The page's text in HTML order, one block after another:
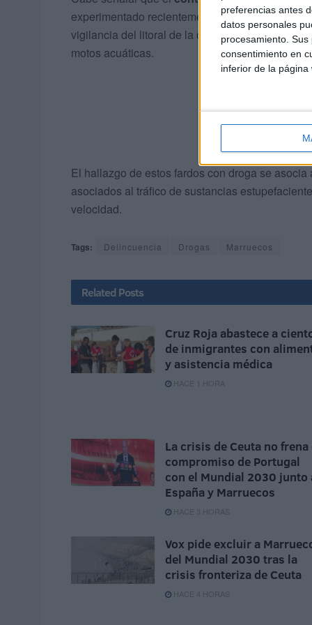
preferencias antes
datos personales
procesamiento.
consentimiento en
inferior de la página
experimentado recientemente un repunte, ya
vigilancia del litoral de la ciudad lograron
motos acuáticas.
El hallazgo de estos fardos con droga se
asociados al tráfico de sustancias
velocidad.
Tags: Delincuencia Drogas Marruecos
Related Posts
Cruz Roja abastece a
de inmigrantes con
y asistencia médica
HACE 1 HORA
La crisis de Ceuta no frena
compromiso de Portugal
con el Mundial 2030 junto
España y Marruecos
HACE 3 HORAS
Vox pide excluir a
del Mundial 2030 tras la
crisis fronteriza de Ceuta
HACE 4 HORAS